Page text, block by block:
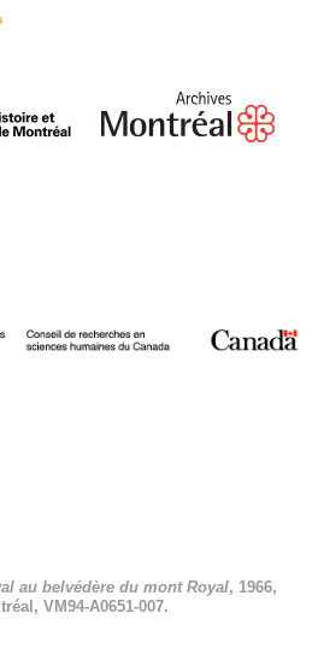
au belvédère du mont Royal, 1966,
VM94-A0651-007.